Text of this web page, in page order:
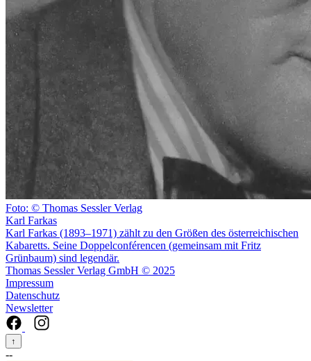
Foto: © Thomas Sessler Verlag
Karl Farkas
Karl Farkas (1893–1971) zählt zu den Größen des österreichischen
Kabaretts. Seine Doppelconférencen (gemeinsam mit Fritz
Grünbaum) sind legendär.
Thomas Sessler Verlag GmbH © 2025
Impressum
Datenschutz
Newsletter
↑
--